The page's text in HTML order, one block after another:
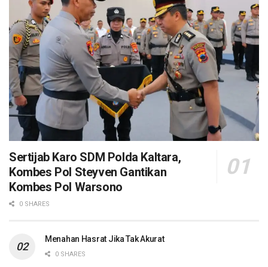
Sertijab Karo SDM Polda Kaltara,
Kombes Pol Steyven Gantikan
Kombes Pol Warsono
0 SHARES
Menahan Hasrat Jika Tak Akurat
0 SHARES